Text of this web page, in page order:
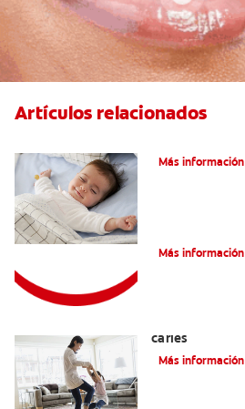
Artículos relacionados
Más información
Más información
caries
Más información